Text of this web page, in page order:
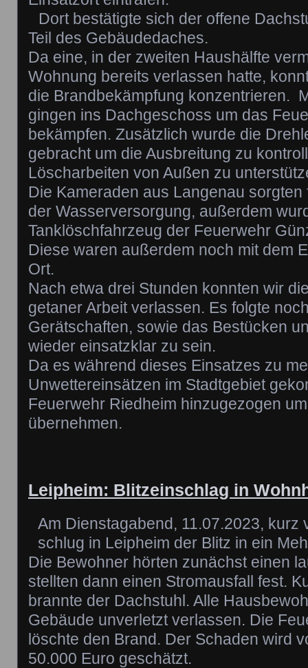
Dort bestätigte sich der offene
Teil des Gebäudedaches.
Da eine, in der zweiten Haushälfte
Wohnung bereits verlassen hatte,
die Brandbekämpfung konzentrieren.
gingen ins Dachgeschoss um das
bekämpfen. Zusätzlich wurde die
gebracht um die Ausbreitung zu
Löscharbeiten von Außen zu
Die Kameraden aus Langenau
der Wasserversorgung, außerdem
Tanklöschfahrzeug der Feuerwehr
Diese waren außerdem noch mit dem
Ort.
Nach etwa drei Stunden konnten wir
getaner Arbeit verlassen. Es folgte
Gerätschaften, sowie das Bestücken
wieder einsatzklar zu sein.
Da es während dieses Einsatzes zu
Unwettereinsätzen im Stadtgebiet
Feuerwehr Riedheim hinzugezogen
übernehmen.
Leipheim: Blitzeinschlag in
Am Dienstagabend, 11.07.2023, kurz
schlug in Leipheim der Blitz in ein
Die Bewohner hörten zunächst einen
stellten dann einen Stromausfall fest.
brannte der Dachstuhl. Alle
Gebäude unverletzt verlassen. Die
löschte den Brand. Der Schaden wird
50.000 Euro geschätzt.